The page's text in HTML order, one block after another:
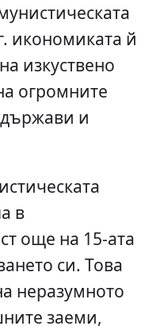
икономиката й
изкуствено
огромните
и
в
още на 15-ата
си. Това
неразумното
заеми,